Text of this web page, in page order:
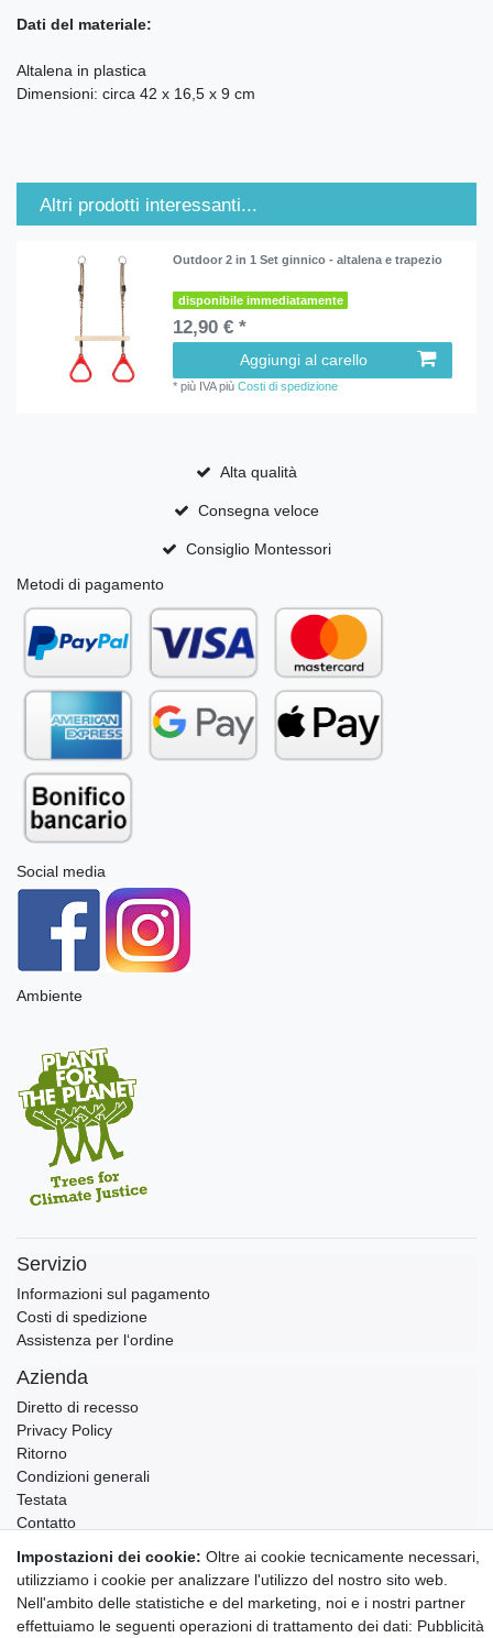
Dati del materiale:
Altalena in plastica
Dimensioni: circa 42 x 16,5 x 9 cm
Altri prodotti interessanti...
Outdoor 2 in 1 Set ginnico - altalena e trapezio
disponibile immediatamente
12,90 € *
Aggiungi al carello
*più IVApiùCosti di spedizione
Alta qualità
Consegna veloce
Consiglio Montessori
Metodi di pagamento
Social media
Ambiente
Servizio
Informazioni sul pagamento
Costi di spedizione
Assistenza per l‘ordine
Azienda
Diretto di recesso
Privacy Policy
Ritorno
Condizioni generali
Testata
Contatto
Annullare l'ordine
Notizie sui materiali Montessori e sull'educazione
Montessori.
Impostazioni dei cookie: Oltre ai cookie tecnicamente necessari,
utilizziamo i cookie per analizzare l'utilizzo del nostro sito web.
Nell'ambito delle statistiche e del marketing, noi e i nostri partner
effettuiamo le seguenti operazioni di trattamento dei dati: Pubblicità